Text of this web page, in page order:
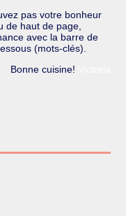
pas votre bonheur
de haut de page,
avec la barre de
(mots-clés).
Bonne cuisine!